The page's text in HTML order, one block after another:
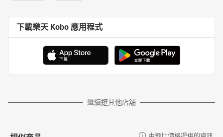
下載樂天 Kobo 應用程式
繼續逛其他店舖